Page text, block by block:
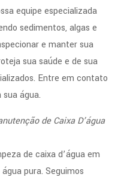
equipe especializada
sedimentos, algas e
e manter sua
sua saúde e de sua
Entre em contato
água.
de Caixa D’água
de caixa d’água em
pura. Seguimos